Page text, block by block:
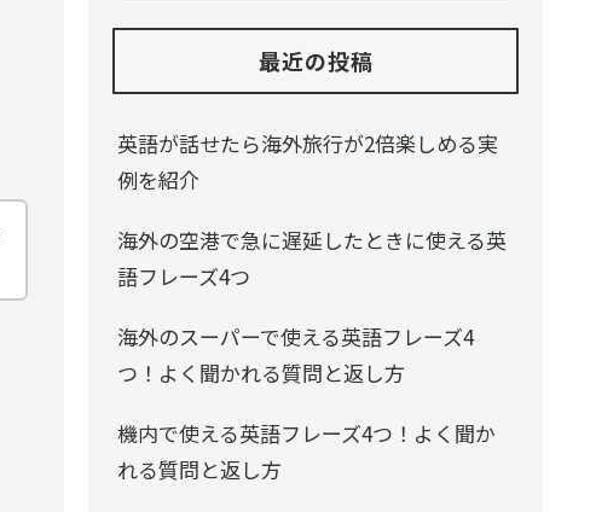
最近の投稿
英語が話せたら海外旅行が2倍楽しめる実
例を紹介
海外の空港で急に遅延したときに使える英
語フレーズ4つ
海外のスーパーで使える英語フレーズ4
つ！よく聞かれる質問と返し方
機内で使える英語フレーズ4つ！よく聞か
れる質問と返し方